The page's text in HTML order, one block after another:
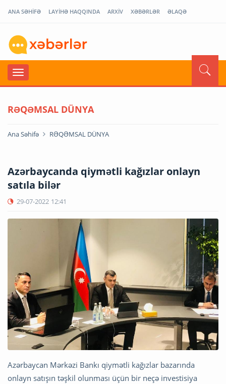
ANA SƏHİFƏ LAYİHƏ HAQQINDA ARXİV XƏBƏRLƏR ƏLAQƏ
RƏQƏMSAL DÜNYA
Ana Səhifə RƏQƏMSAL DÜNYA
Azərbaycanda qiymətli kağızlar onlayn
satıla bilər
29-07-2022 12:41
Azərbaycan Mərkəzi Bankı qiymətli kağızlar bazarında
onlayn satışın təşkil olunması üçün bir neçə investisiya